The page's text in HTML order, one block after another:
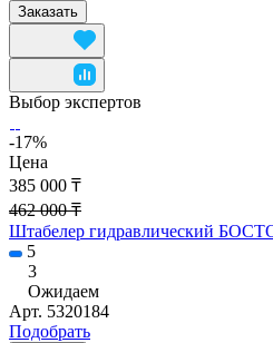
Заказать
Выбор экспертов
-17%
Цена
385 000 ₸
462 000 ₸
Штабелер гидравлический
5
3
Ожидаем
Арт. 5320184
Подобрать